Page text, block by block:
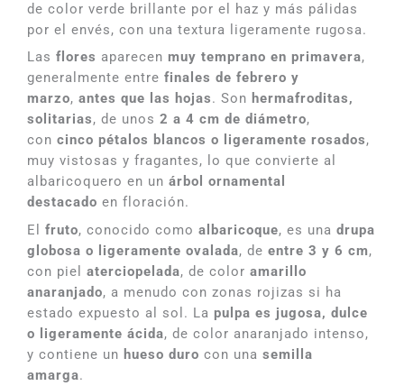
de color verde brillante por el haz y más pálidas
por el envés, con una textura ligeramente rugosa.
Las flores aparecen muy temprano en primavera,
generalmente entre finales de febrero y
marzo, antes que las hojas. Son hermafroditas,
solitarias, de unos 2 a 4 cm de diámetro,
con cinco pétalos blancos o ligeramente rosados,
muy vistosas y fragantes, lo que convierte al
albaricoquero en un árbol ornamental
destacado en floración.
El fruto, conocido como albaricoque, es una drupa
globosa o ligeramente ovalada, de entre 3 y 6 cm,
con piel aterciopelada, de color amarillo
anaranjado, a menudo con zonas rojizas si ha
estado expuesto al sol. La pulpa es jugosa, dulce
o ligeramente ácida, de color anaranjado intenso,
y contiene un hueso duro con una semilla
amarga.